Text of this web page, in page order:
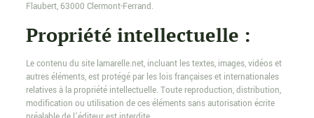
Flaubert, 63000 Clermont-Ferrand.
Propriété intellectuelle :
Le contenu du site lamarelle.net, incluant les textes, images, vidéos et
autres éléments, est protégé par les lois françaises et internationales
relatives à la propriété intellectuelle. Toute reproduction, distribution,
modification ou utilisation de ces éléments sans autorisation écrite